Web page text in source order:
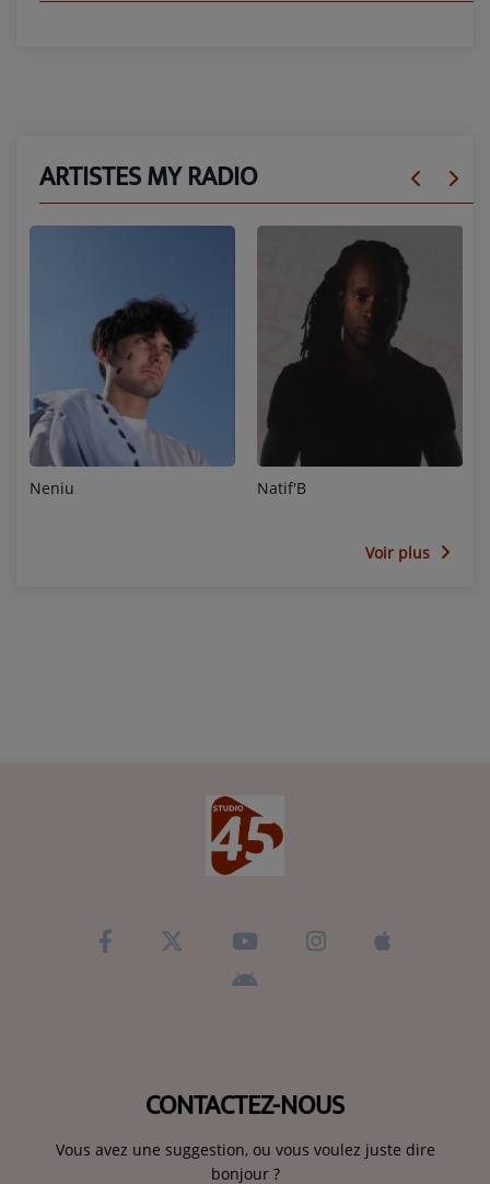
ARTISTES MY RADIO
Neniu Natif'B
Voir plus
CONTACTEZ-NOUS
Vous avez une suggestion, ou vous voulez juste dire
bonjour ?